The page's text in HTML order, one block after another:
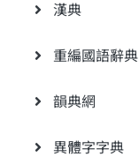
漢典
重編國語辭典
韻典網
異體字字典